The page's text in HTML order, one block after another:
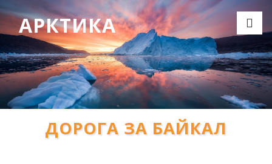
АРКТИКА
ДОРОГА ЗА БАЙКАЛ